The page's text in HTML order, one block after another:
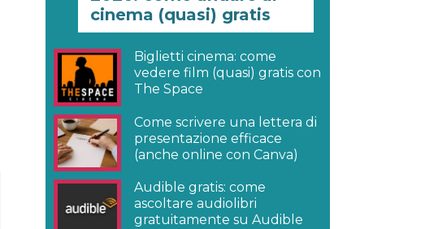
cinema (quasi) gratis
Biglietti cinema: come
vedere film (quasi) gratis con
The Space
Come scrivere una lettera di
presentazione efficace
(anche online con Canva)
Audible gratis: come
ascoltare audiolibri
gratuitamente su Audible